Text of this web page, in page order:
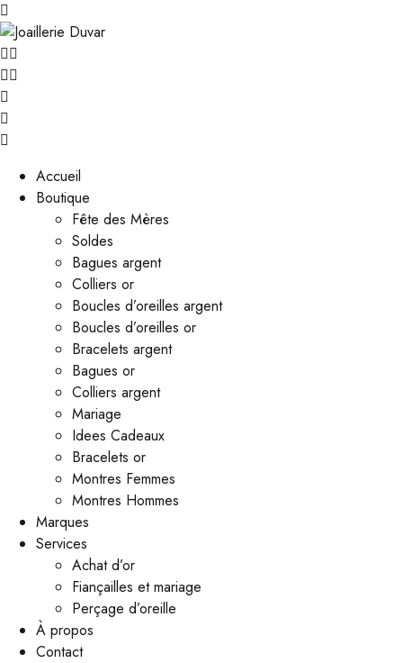
Accueil
Boutique
Fête des Mères
Soldes
Bagues argent
Colliers or
Boucles d’oreilles argent
Boucles d’oreilles or
Bracelets argent
Bagues or
Colliers argent
Mariage
Idees Cadeaux
Bracelets or
Montres Femmes
Montres Hommes
Marques
Services
Achat d’or
Fiançailles et mariage
Perçage d’oreille
À propos
Contact